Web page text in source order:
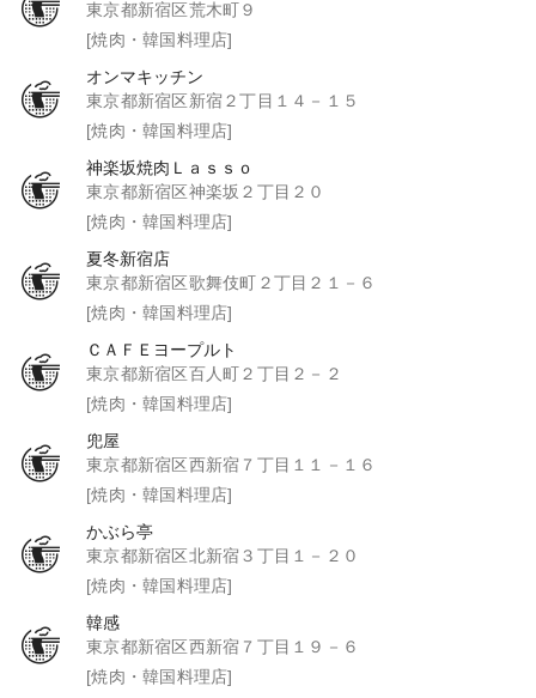
東京都新宿区荒木町９
[焼肉・韓国料理店]
オンマキッチン
東京都新宿区新宿２丁目１４－１５
[焼肉・韓国料理店]
神楽坂焼肉Ｌａｓｓｏ
東京都新宿区神楽坂２丁目２０
[焼肉・韓国料理店]
夏冬新宿店
東京都新宿区歌舞伎町２丁目２１－６
[焼肉・韓国料理店]
ＣＡＦＥヨープルト
東京都新宿区百人町２丁目２－２
[焼肉・韓国料理店]
兜屋
東京都新宿区西新宿７丁目１１－１６
[焼肉・韓国料理店]
かぶら亭
東京都新宿区北新宿３丁目１－２０
[焼肉・韓国料理店]
韓感
東京都新宿区西新宿７丁目１９－６
[焼肉・韓国料理店]